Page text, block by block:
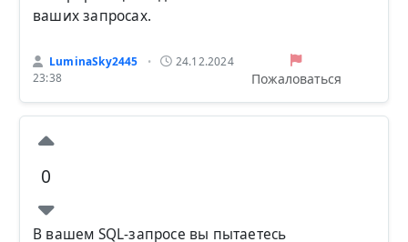
ваших запросах.
LuminaSky2445 •
24.12.2024
23:38
Пожаловаться
0
В вашем SQL-запросе вы пытаетесь